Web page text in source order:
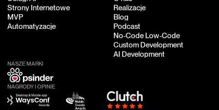
Usługi AI
Strony Internetowe
Strony Internetowe
MVP
MVP
Automatyzacje
O nas
Realizacje
Realizacje
Blog
Blog
Podcast
Podcast
No-Code Low-Code
No-Code Low-Code
Custom Development
Custom Development
AI Development
NASZE MARKI
NAGRODY I OPINIE